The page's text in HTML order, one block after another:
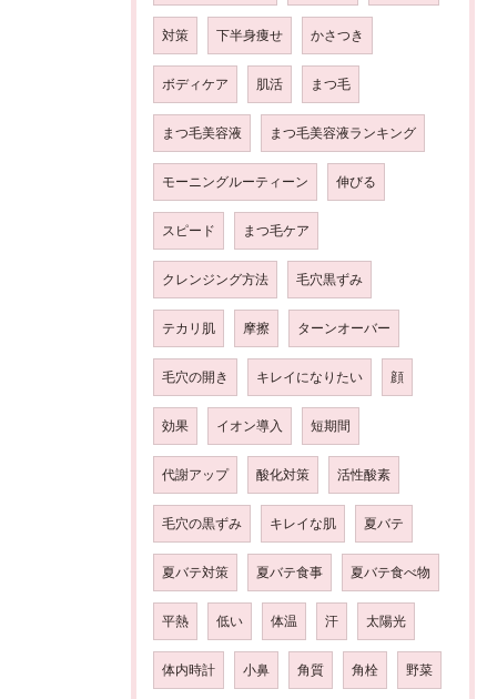
対策 下半身痩せ かさつき
ボディケア 肌活 まつ毛
まつ毛美容液 まつ毛美容液ランキング
モーニングルーティーン 伸びる
スピード まつ毛ケア
クレンジング方法 毛穴黒ずみ
テカリ肌 摩擦 ターンオーバー
毛穴の開き キレイになりたい 顔
効果 イオン導入 短期間
代謝アップ 酸化対策 活性酸素
毛穴の黒ずみ キレイな肌 夏バテ
夏バテ対策 夏バテ食事 夏バテ食べ物
平熱 低い 体温 汗 太陽光
体内時計 小鼻 角質 角栓 野菜